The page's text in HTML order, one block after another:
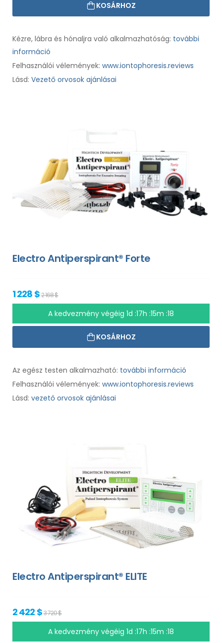
KOSÁRHOZ
Kézre, lábra és hónaljra való alkalmazhatóság: további
információ
Felhasználói vélemények: www.iontophoresis.reviews
Lásd: Vezető orvosok ajánlásai
Electro Antiperspirant® Forte
1 228 $2 168 $
A kedvezmény végéig 1d :17h :15m :17
KOSÁRHOZ
Az egész testen alkalmazható: további információ
Felhasználói vélemények: www.iontophoresis.reviews
Lásd: vezető orvosok ajánlásai
Electro Antiperspirant® ELITE
2 422 $3 720 $
A kedvezmény végéig 1d :17h :15m :17